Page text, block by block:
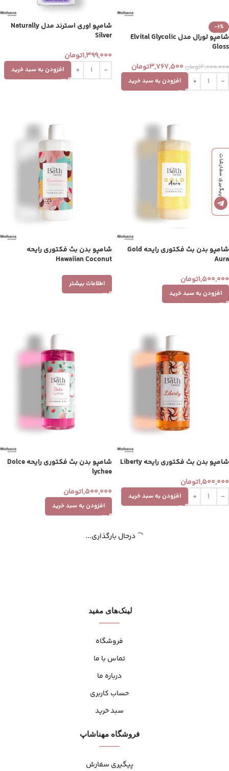
-6%
شامپو لورال مدل Elvital Glycolic
Gloss
4,000,000تومان 3,767,500تومان
افزودن به سبد خرید
شامپو اوری استرند مدل Naturally
Silver
1,399,000تومان
افزودن به سبد خرید
شامپو بدن بث فکتوری رایحه Gold
Aura
1,500,000تومان
افزودن به سبد خرید
شامپو بدن بث فکتوری رایحه
Hawaiian Coconut
اطلاعات بیشتر
شامپو بدن بث فکتوری رایحه Liberty
1,500,000تومان
افزودن به سبد خرید
شامپو بدن بث فکتوری رایحه Dolce
lychee
1,500,000تومان
افزودن به سبد خرید
درحال بارگذاری...
لینک‌های مفید
فروشگاه
تماس با ما
درباره ما
حساب کاربری
سبد خرید
فروشگاه مهنا‌شاپ
پیگیری سفارش
پیگیری سفارشات